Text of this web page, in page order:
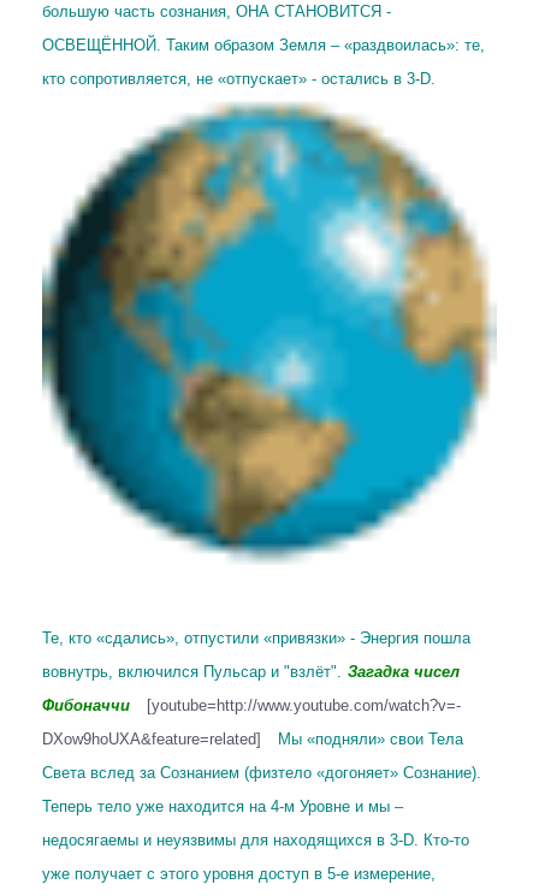
большую часть сознания, ОНА СТАНОВИТСЯ -
ОСВЕЩЁННОЙ. Таким образом Земля – «раздвоилась»: те,
кто сопротивляется, не «отпускает» - остались в 3-D.
Те, кто «сдались», отпустили «привязки» - Энергия пошла
вовнутрь, включился Пульсар и "взлёт".
Загадка чисел
Фибоначчи
[youtube=http://www.youtube.com/watch?v=-
DXow9hoUXA&feature=related]
Мы «подняли» свои Тела
Света вслед за Сознанием (физтело «догоняет» Сознание).
Теперь тело уже находится на 4-м Уровне и мы –
недосягаемы и неуязвимы для находящихся в 3-D. Кто-то
уже получает с этого уровня доступ в 5-е измерение,